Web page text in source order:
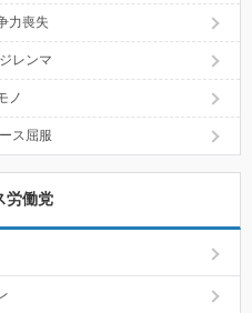
力喪失
レンマ
ノ
ス屈服
労働党